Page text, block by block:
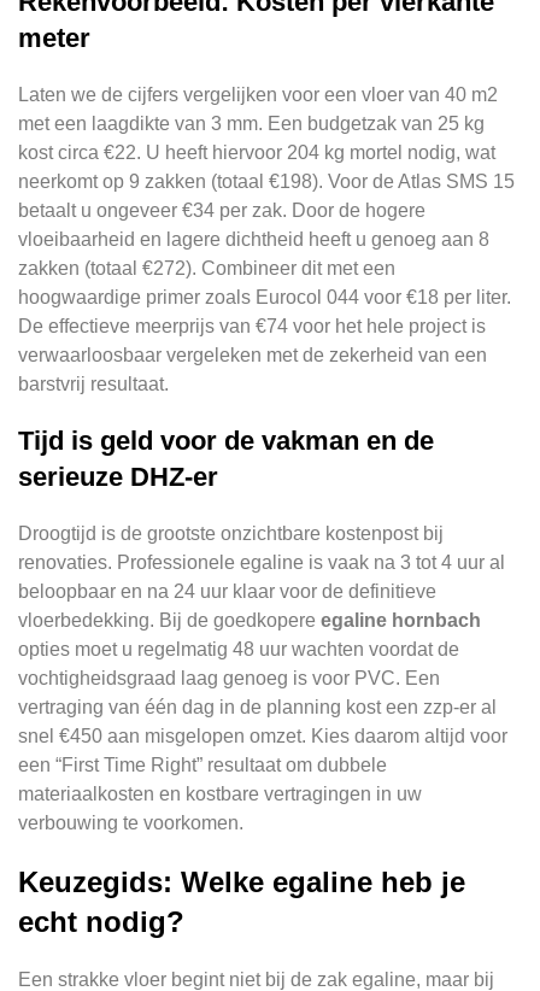
meter
Laten we de cijfers vergelijken voor een vloer van 40 m2
met een laagdikte van 3 mm. Een budgetzak van 25 kg
kost circa €22. U heeft hiervoor 204 kg mortel nodig, wat
neerkomt op 9 zakken (totaal €198). Voor de Atlas SMS 15
betaalt u ongeveer €34 per zak. Door de hogere
vloeibaarheid en lagere dichtheid heeft u genoeg aan 8
zakken (totaal €272). Combineer dit met een
hoogwaardige primer zoals Eurocol 044 voor €18 per liter.
De effectieve meerprijs van €74 voor het hele project is
verwaarloosbaar vergeleken met de zekerheid van een
barstvrij resultaat.
Tijd is geld voor de vakman en de
serieuze DHZ-er
Droogtijd is de grootste onzichtbare kostenpost bij
renovaties. Professionele egaline is vaak na 3 tot 4 uur al
beloopbaar en na 24 uur klaar voor de definitieve
vloerbedekking. Bij de goedkopere egaline hornbach
opties moet u regelmatig 48 uur wachten voordat de
vochtigheidsgraad laag genoeg is voor PVC. Een
vertraging van één dag in de planning kost een zzp-er al
snel €450 aan misgelopen omzet. Kies daarom altijd voor
een “First Time Right” resultaat om dubbele
materiaalkosten en kostbare vertragingen in uw
verbouwing te voorkomen.
Keuzegids: Welke egaline heb je
echt nodig?
Een strakke vloer begint niet bij de zak egaline, maar bij